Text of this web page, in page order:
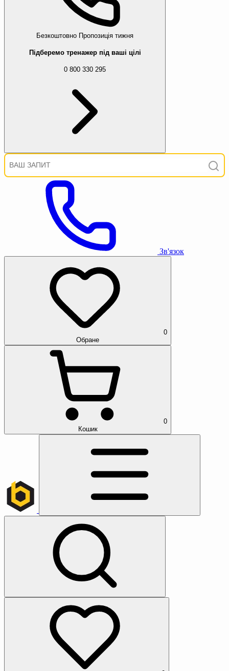
Безкоштовно Пропозиція тижня
Підберемо тренажер під ваші цілі
0 800 330 295
Зв'язок
0
Обране
0
Кошик